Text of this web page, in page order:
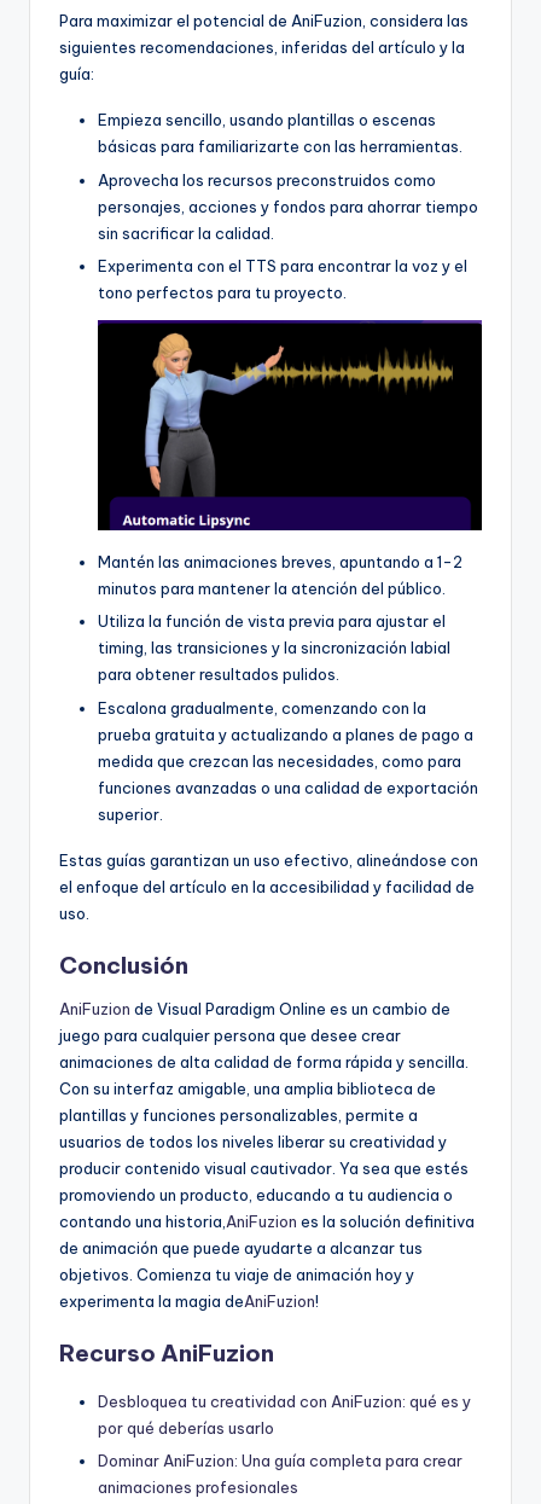
Para maximizar el potencial de AniFuzion, considera las
siguientes recomendaciones, inferidas del artículo y la
guía:
Empieza sencillo, usando plantillas o escenas
básicas para familiarizarte con las herramientas.
Aprovecha los recursos preconstruidos como
personajes, acciones y fondos para ahorrar tiempo
sin sacrificar la calidad.
Experimenta con el TTS para encontrar la voz y el
tono perfectos para tu proyecto.
Mantén las animaciones breves, apuntando a 1-2
minutos para mantener la atención del público.
Utiliza la función de vista previa para ajustar el
timing, las transiciones y la sincronización labial
para obtener resultados pulidos.
Escalona gradualmente, comenzando con la
prueba gratuita y actualizando a planes de pago a
medida que crezcan las necesidades, como para
funciones avanzadas o una calidad de exportación
superior.
Estas guías garantizan un uso efectivo, alineándose con
el enfoque del artículo en la accesibilidad y facilidad de
uso.
Conclusión
AniFuzion de Visual Paradigm Online es un cambio de
juego para cualquier persona que desee crear
animaciones de alta calidad de forma rápida y sencilla.
Con su interfaz amigable, una amplia biblioteca de
plantillas y funciones personalizables, permite a
usuarios de todos los niveles liberar su creatividad y
producir contenido visual cautivador. Ya sea que estés
promoviendo un producto, educando a tu audiencia o
contando una historia, AniFuzion es la solución definitiva
de animación que puede ayudarte a alcanzar tus
objetivos. Comienza tu viaje de animación hoy y
experimenta la magia deAniFuzion!
Recurso AniFuzion
Desbloquea tu creatividad con AniFuzion: qué es y
por qué deberías usarlo
Dominar AniFuzion: Una guía completa para crear
animaciones profesionales